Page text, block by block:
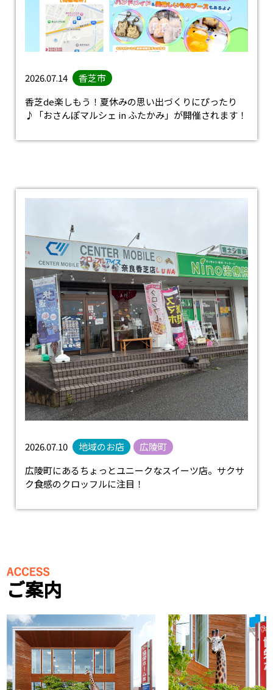
2026.07.14
香芝市
香芝de楽しもう！夏休みの思い出づくりにぴったり
♪「おさんぽマルシェ in ふたかみ」が開催されます！
2026.07.10 地域のお店
広陵町
広陵町にあるちょっとユニークなスイーツ店。サクサ
ク食感のクロッフルに注目！
ご案内